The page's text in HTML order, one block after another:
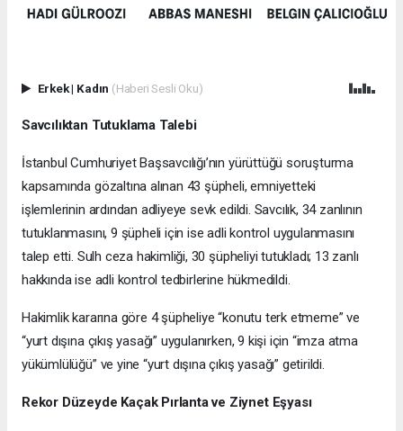
Erkek| Kadın (Haberi Sesli Oku)
Savcılıktan Tutuklama Talebi
İstanbul Cumhuriyet Başsavcılığı’nın yürüttüğü soruşturma
kapsamında gözaltına alınan 43 şüpheli, emniyetteki
işlemlerinin ardından adliyeye sevk edildi. Savcılık, 34 zanlının
tutuklanmasını, 9 şüpheli için ise adli kontrol uygulanmasını
talep etti. Sulh ceza hakimliği, 30 şüpheliyi tutukladı; 13 zanlı
hakkında ise adli kontrol tedbirlerine hükmedildi.
Hakimlik kararına göre 4 şüpheliye “konutu terk etmeme” ve
“yurt dışına çıkış yasağı” uygulanırken, 9 kişi için “imza atma
yükümlülüğü” ve yine “yurt dışına çıkış yasağı” getirildi.
Rekor Düzeyde Kaçak Pırlanta ve Ziynet Eşyası